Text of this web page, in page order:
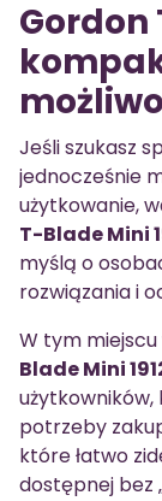
Gordon
Jeśli szukasz
jednocześnie
użytkowanie,
T-Blade Mini
myślą o
rozwiązania i
W tym
Blade Mini
potrzeby
które łatwo
dostępnej bez